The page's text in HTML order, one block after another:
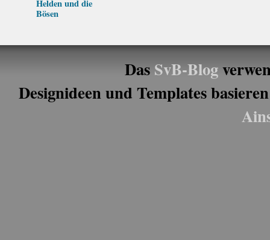
Helden und die
Bösen
DasSvB-Blog
Designideen und Templates